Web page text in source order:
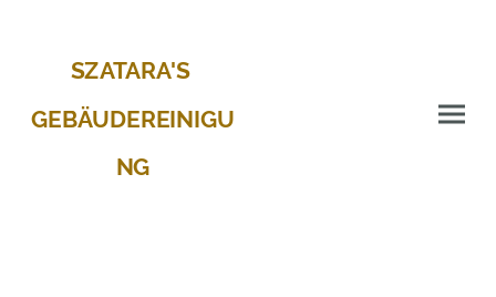
SZATARA'S
GEBÄUDEREINIGU
NG